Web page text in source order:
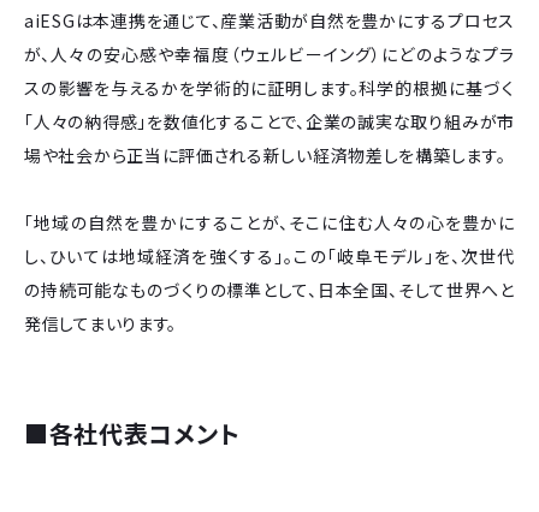
aiESGは本連携を通じて、産業活動が自然を豊かにするプロセス
が、人々の安心感や幸福度（ウェルビーイング）にどのようなプラ
スの影響を与えるかを学術的に証明します。科学的根拠に基づく
「人々の納得感」を数値化することで、企業の誠実な取り組みが市
場や社会から正当に評価される新しい経済物差しを構築します。
「地域の自然を豊かにすることが、そこに住む人々の心を豊かに
し、ひいては地域経済を強くする」。この「岐阜モデル」を、次世代
の持続可能なものづくりの標準として、日本全国、そして世界へと
発信してまいります。
■各社代表コメント